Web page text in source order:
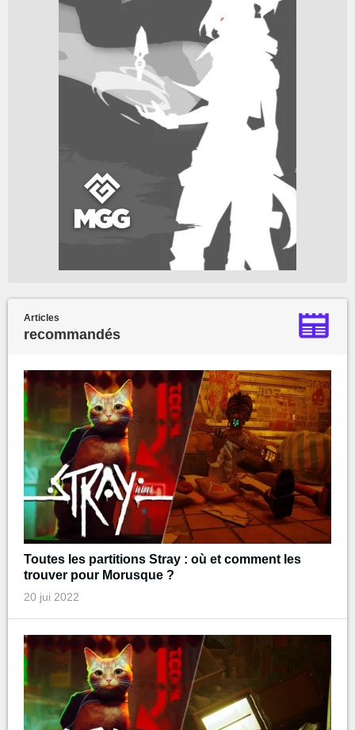
Articles
recommandés
Toutes les partitions Stray : où et comment les
trouver pour Morusque ?
20 jui 2022